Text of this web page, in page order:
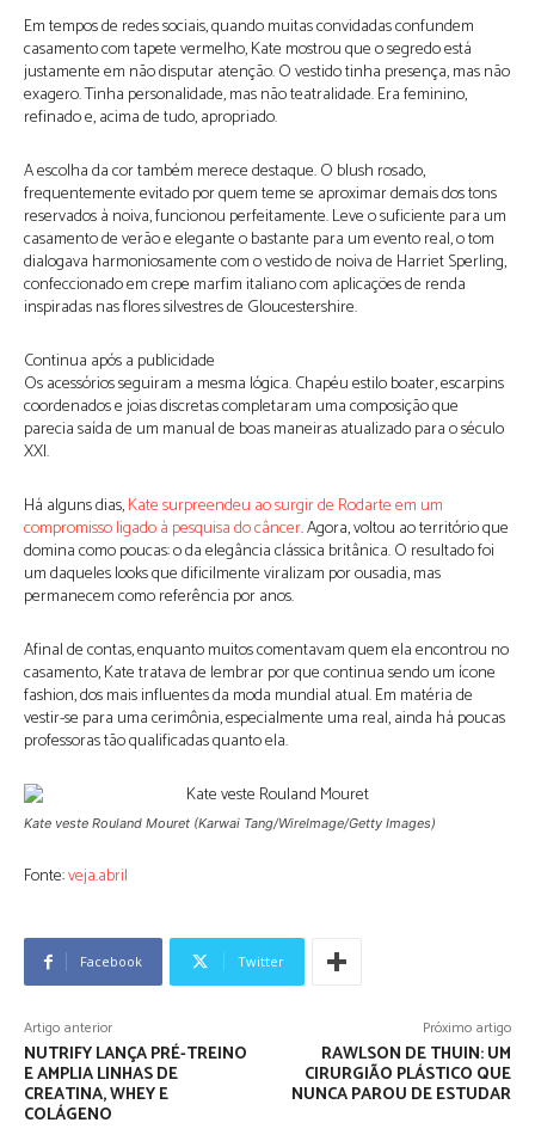
Em tempos de redes sociais, quando muitas convidadas confundem
casamento com tapete vermelho, Kate mostrou que o segredo está
justamente em não disputar atenção. O vestido tinha presença, mas não
exagero. Tinha personalidade, mas não teatralidade. Era feminino,
refinado e, acima de tudo, apropriado.
A escolha da cor também merece destaque. O blush rosado,
frequentemente evitado por quem teme se aproximar demais dos tons
reservados à noiva, funcionou perfeitamente. Leve o suficiente para um
casamento de verão e elegante o bastante para um evento real, o tom
dialogava harmoniosamente com o vestido de noiva de Harriet Sperling,
confeccionado em crepe marfim italiano com aplicações de renda
inspiradas nas flores silvestres de Gloucestershire.
Continua após a publicidade
Os acessórios seguiram a mesma lógica. Chapéu estilo boater, escarpins
coordenados e joias discretas completaram uma composição que
parecia saída de um manual de boas maneiras atualizado para o século
XXI.
Há alguns dias,Kate surpreendeu ao surgir de Rodarte em um
compromisso ligado à pesquisa do câncer. Agora, voltou ao território que
domina como poucas: o da elegância clássica britânica. O resultado foi
um daqueles looks que dificilmente viralizam por ousadia, mas
permanecem como referência por anos.
Afinal de contas, enquanto muitos comentavam quem ela encontrou no
casamento, Kate tratava de lembrar por que continua sendo um ícone
fashion, dos mais influentes da moda mundial atual. Em matéria de
vestir-se para uma cerimônia, especialmente uma real, ainda há poucas
professoras tão qualificadas quanto ela.
Kate veste Rouland Mouret (Karwai Tang/WireImage/Getty Images)
Fonte:veja.abril
Facebook Twitter
Artigo anterior
NUTRIFY LANÇA PRÉ-TREINO
E AMPLIA LINHAS DE
CREATINA, WHEY E
COLÁGENO
Próximo artigo
RAWLSON DE THUIN: UM
CIRURGIÃO PLÁSTICO QUE
NUNCA PAROU DE ESTUDAR